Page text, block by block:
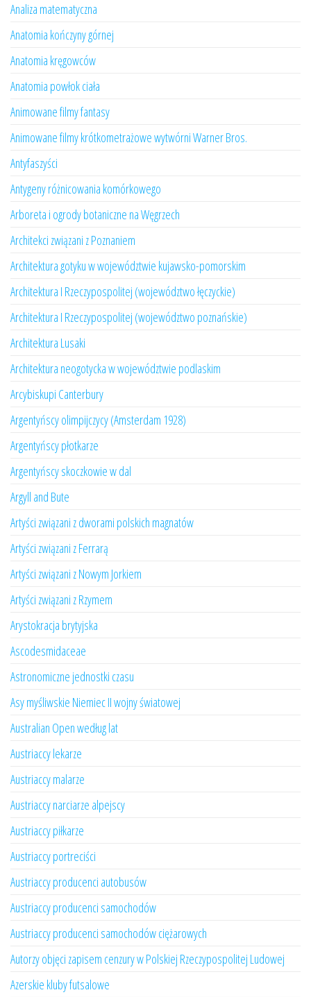
Analiza matematyczna
Anatomia kończyny górnej
Anatomia kręgowców
Anatomia powłok ciała
Animowane filmy fantasy
Animowane filmy krótkometrażowe wytwórni Warner Bros.
Antyfaszyści
Antygeny różnicowania komórkowego
Arboreta i ogrody botaniczne na Węgrzech
Architekci związani z Poznaniem
Architektura gotyku w województwie kujawsko-pomorskim
Architektura I Rzeczypospolitej (województwo łęczyckie)
Architektura I Rzeczypospolitej (województwo poznańskie)
Architektura Lusaki
Architektura neogotycka w województwie podlaskim
Arcybiskupi Canterbury
Argentyńscy olimpijczycy (Amsterdam 1928)
Argentyńscy płotkarze
Argentyńscy skoczkowie w dal
Argyll and Bute
Artyści związani z dworami polskich magnatów
Artyści związani z Ferrarą
Artyści związani z Nowym Jorkiem
Artyści związani z Rzymem
Arystokracja brytyjska
Ascodesmidaceae
Astronomiczne jednostki czasu
Asy myśliwskie Niemiec II wojny światowej
Australian Open według lat
Austriaccy lekarze
Austriaccy malarze
Austriaccy narciarze alpejscy
Austriaccy piłkarze
Austriaccy portreciści
Austriaccy producenci autobusów
Austriaccy producenci samochodów
Austriaccy producenci samochodów ciężarowych
Autorzy objęci zapisem cenzury w Polskiej Rzeczypospolitej Ludowej
Azerskie kluby futsalowe